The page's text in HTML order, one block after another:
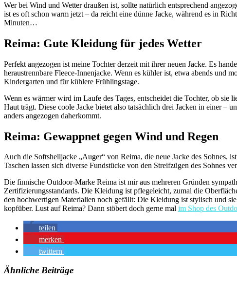
Wer bei Wind und Wetter draußen ist, sollte natürlich entsprechend
ist es oft schon warm jetzt – da reicht eine dünne Jacke, während es in
Minuten…
Reima: Gute Kleidung für jedes Wetter
Perfekt angezogen ist meine Tochter derzeit mit ihrer neuen Jacke. Es
heraustrennbare Fleece-Innenjacke. Wenn es kühler ist, etwa abends und
Kindergarten und für kühlere Frühlingstage.
Wenn es wärmer wird im Laufe des Tages, entscheidet die Tochter, ob sie
Haut trägt. Diese coole Jacke bietet also tatsächlich drei Jacken in einer
anders angezogen daherkommt.
Reima: Gewappnet gegen Wind und Regen
Auch die Softshelljacke „Auger“ von Reima, die neue Jacke des Sohnes,
Taschen lassen sich diverse Fundstücke von den Streifzügen des Sohnes
Die finnische Outdoor-Marke Reima ist mir aus mehreren Gründen
Zertifizierungsstandards. Die Kleidung ist pflegeleicht, zumal die
den hochwertigen Materialien noch gefällt: Die Kleidung ist stylisch und
kopfüber. Lust auf Reima? Dann stöbert doch gerne mal im Shop des
teilen
merken
twittern
Ähnliche Beiträge